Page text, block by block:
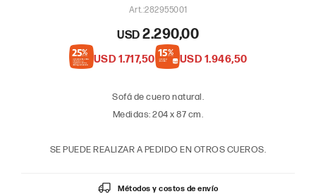
282955001
USD 2.290,00
USD 1.717,50 USD 1.946,50
Sofá de cuero natural.
Medidas: 204 x 87 cm.
SE PUEDE REALIZAR A PEDIDO EN OTROS CUEROS.
Métodos y costos de envío